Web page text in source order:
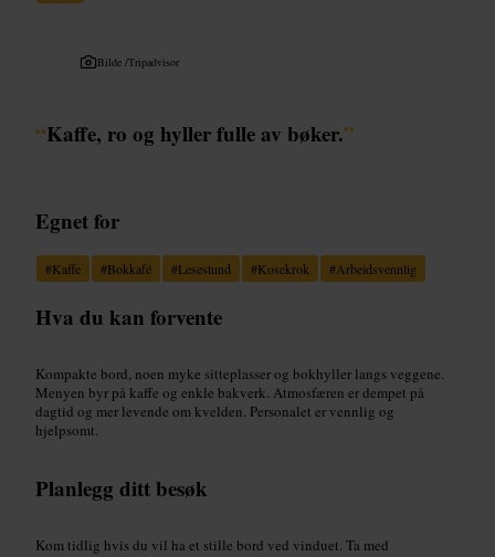
Bilde /Tripadvisor
“Kaffe, ro og hyller fulle av bøker.”
Egnet for
#Kaffe #Bokkafé #Lesestund #Kosekrok #Arbeidsvennlig
Hva du kan forvente
Kompakte bord, noen myke sitteplasser og bokhyller langs veggene.
Menyen byr på kaffe og enkle bakverk. Atmosfæren er dempet på
dagtid og mer levende om kvelden. Personalet er vennlig og
hjelpsomt.
Planlegg ditt besøk
Kom tidlig hvis du vil ha et stille bord ved vinduet. Ta med